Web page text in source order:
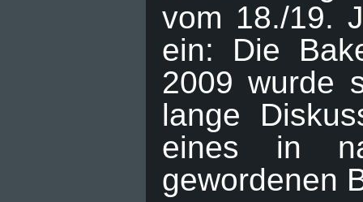
vom 18./19.
ein: Die
2009 wurde
lange
eines in
gewordenen